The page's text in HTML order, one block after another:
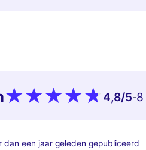
4,8/5-
dan een jaar geleden gepubliceerd